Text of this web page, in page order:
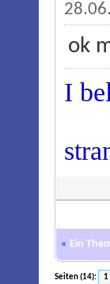
ok
I
« Ein
Seiten (14): 1